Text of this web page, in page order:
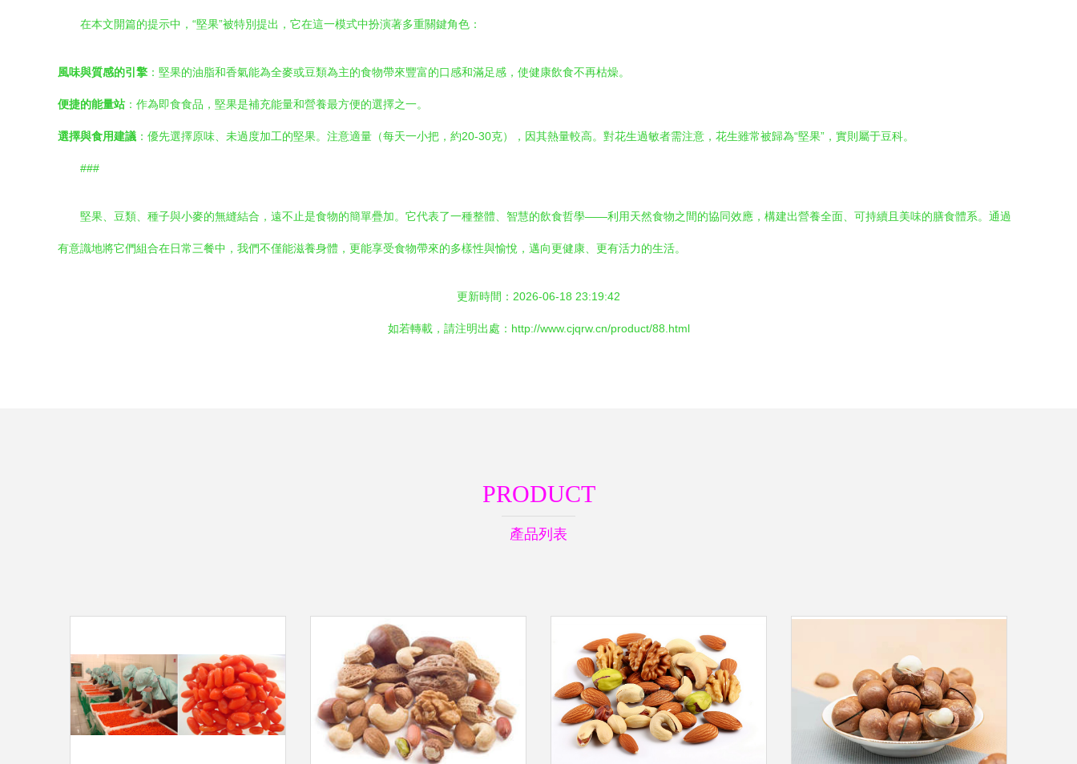
在本文開篇的提示中，“堅果”被特別提出，它在這一模式中扮演著多重關鍵角色：
風味與質感的引擎 ：堅果的油脂和香氣能為全麥或豆類為主的食物帶來豐富的口感和滿足感，使健康飲食不再枯燥。
便捷的能量站 ：作為即食食品，堅果是補充能量和營養最方便的選擇之一。
選擇與食用建議 ：優先選擇原味、未過度加工的堅果。注意適量（每天一小把，約20-30克），因其熱量較高。對花生過敏者需注意，花生雖常被歸為“堅果”，實則屬于豆科。
###
堅果、豆類、種子與小麥的無縫結合，遠不止是食物的簡單疊加。它代表了一種整體、智慧的飲食哲學——利用天然食物之間的協同效應，構建出營養全面、可持續且美味的膳食體系。通過
有意識地將它們組合在日常三餐中，我們不僅能滋養身體，更能享受食物帶來的多樣性與愉悅，邁向更健康、更有活力的生活。
更新時間：2026-06-18 23:19:42
如若轉載，請注明出處：http://www.cjqrw.cn/product/88.html
PRODUCT
產品列表